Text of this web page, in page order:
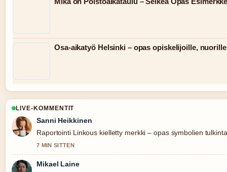
Osa-aikatyö Helsinki – opas opiskelijoille,
LIVE-KOMMENTIT
Sanni Heikkinen
Raportointi Linkous kielletty merkki – opas symbolien
7 MIN SITTEN
Mikael Laine